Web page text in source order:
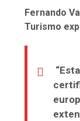
Fernando
Turismo